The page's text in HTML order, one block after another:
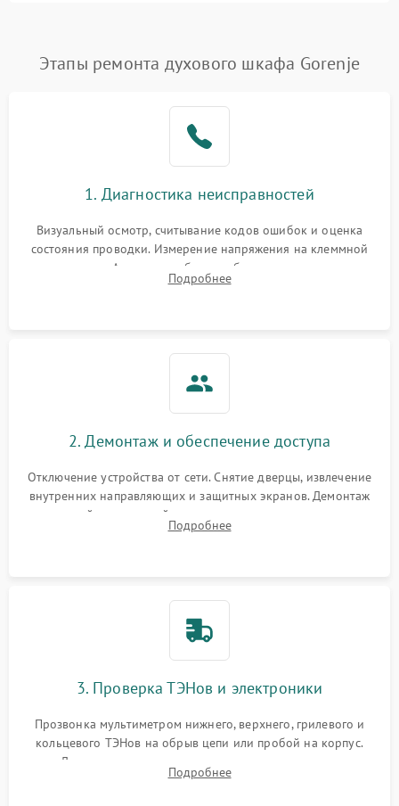
Этапы ремонта духового шкафа Gorenje
1. Диагностика неисправностей
Визуальный осмотр, считывание кодов ошибок и оценка
состояния проводки. Измерение напряжения на клеммной
колодке. Анализ жалоб на проблемы с нагревом,
конвекцией, панелью управления или блокировкой дверцы.
Подробнее
2. Демонтаж и обеспечение доступа
Отключение устройства от сети. Снятие дверцы, извлечение
внутренних направляющих и защитных экранов. Демонтаж
задней или верхней панели для прямого доступа к
нагревательным элементам, плате и вентиляторам.
Подробнее
3. Проверка ТЭНов и электроники
Прозвонка мультиметром нижнего, верхнего, грилевого и
кольцевого ТЭНов на обрыв цепи или пробой на корпус.
Диагностика термостата, датчиков температуры,
переключателя режимов и мотора конвекции.
Подробнее